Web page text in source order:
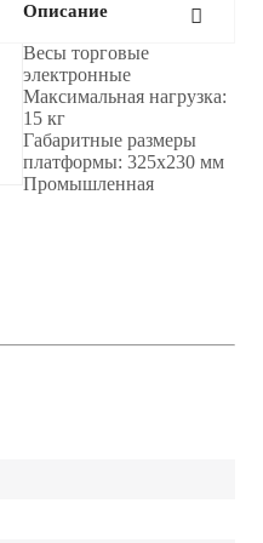
Описание
Весы торговые
электронные
Максимальная нагрузка:
15 кг
Габаритные размеры
платформы: 325х230 мм
Промышленная